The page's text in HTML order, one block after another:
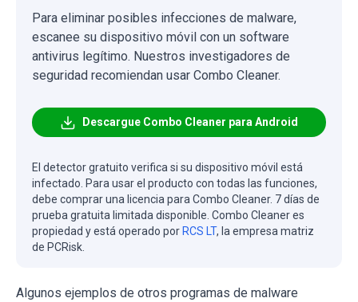
Para eliminar posibles infecciones de malware,
escanee su dispositivo móvil con un software
antivirus legítimo. Nuestros investigadores de
seguridad recomiendan usar Combo Cleaner.
Descargue Combo Cleaner para Android
El detector gratuito verifica si su dispositivo móvil está
infectado. Para usar el producto con todas las funciones,
debe comprar una licencia para Combo Cleaner. 7 días de
prueba gratuita limitada disponible. Combo Cleaner es
propiedad y está operado por RCS LT, la empresa matriz
de PCRisk.
Algunos ejemplos de otros programas de malware